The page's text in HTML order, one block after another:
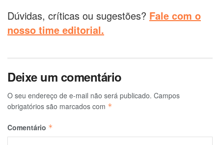
Dúvidas, críticas ou sugestões? Fale com o
nosso time editorial.
Deixe um comentário
O seu endereço de e-mail não será publicado. Campos
obrigatórios são marcados com *
Comentário *